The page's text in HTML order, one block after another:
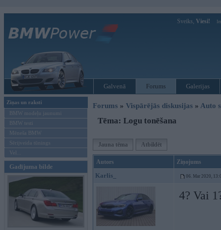
Sveiks, Viesi!
Galvenā Forums Galerijas
Ziņas un raksti
BMW modeļu jaunumi
BMW testi
Mēneša BMW
Sērijveida tūnings
Vel...
Gadījuma bilde
Forums » Vispārējās diskusijas » Auto
Tēma: Logu tonēšana
Jauna tēma Atbildēt
Autors Ziņojums
Karlis_ 06. Mar 2020,
4? Vai